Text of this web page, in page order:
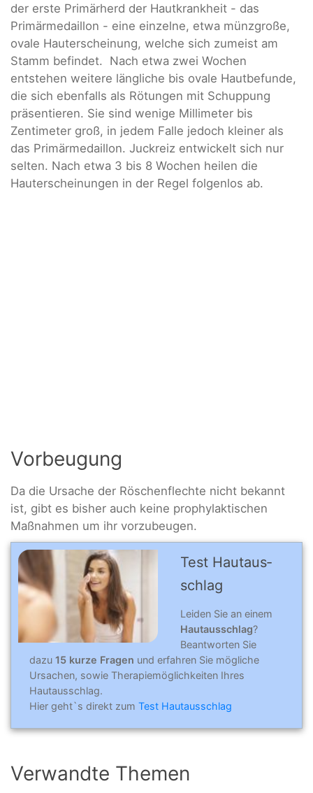
der erste Primärherd der Hautkrankheit - das
Primärmedaillon - eine einzelne, etwa münzgroße,
ovale Hauterscheinung, welche sich zumeist am
Stamm befindet. Nach etwa zwei Wochen
entstehen weitere längliche bis ovale Hautbefunde,
die sich ebenfalls als Rötungen mit Schuppung
präsentieren. Sie sind wenige Millimeter bis
Zentimeter groß, in jedem Falle jedoch kleiner als
das Primärmedaillon. Juckreiz entwickelt sich nur
selten. Nach etwa 3 bis 8 Wochen heilen die
Hauterscheinungen in der Regel folgenlos ab.
Vorbeugung
Da die Ursache der Röschenflechte nicht bekannt
ist, gibt es bisher auch keine prophylaktischen
Maßnahmen um ihr vorzubeugen.
Test Hautaus­
schlag
Leiden Sie an einem
Hautausschlag?
Beantworten Sie
dazu 15 kurze Fragen und erfahren Sie mögliche
Ursachen, sowie Therapiemöglichkeiten Ihres
Hautausschlag.
Hier geht`s direkt zum Test Hautausschlag
Verwandte Themen